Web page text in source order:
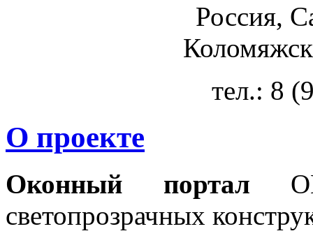
Россия,
тел.: 8
О проекте
Оконный портал
светопрозрачных